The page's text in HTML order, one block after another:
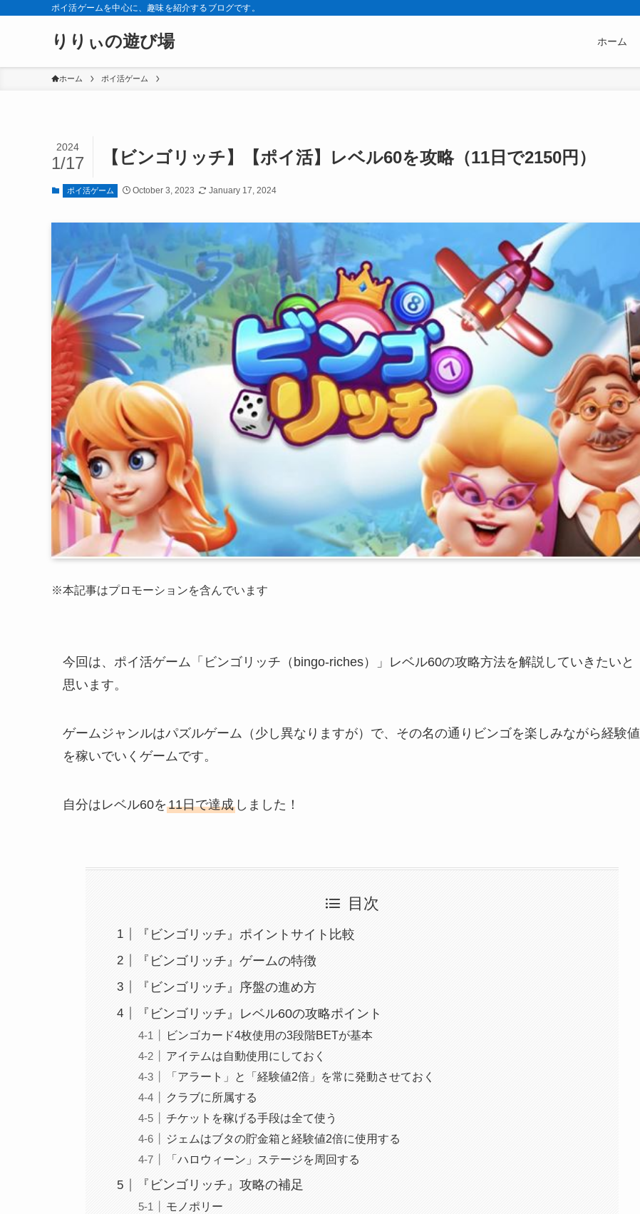
ポイ活ゲームを中心に、趣味を紹介するブログです。
りりぃの遊び場 ホーム
ホーム ポイ活ゲーム
【ビンゴリッチ】【ポイ活】レベル60を攻略（11日で2150円）
2024
1/17
ポイ活ゲーム October 3, 2023 January 17, 2024
※本記事はプロモーションを含んでいます
今回は、ポイ活ゲーム「ビンゴリッチ（bingo-riches）」レベル60の攻略方法を解説していきたいと
思います。
ゲームジャンルはパズルゲーム（少し異なりますが）で、その名の通りビンゴを楽しみながら経験値
を稼いでいくゲームです。
自分はレベル60を 11日で達成 しました！
目次
『ビンゴリッチ』ポイントサイト比較
『ビンゴリッチ』ゲームの特徴
『ビンゴリッチ』序盤の進め方
『ビンゴリッチ』レベル60の攻略ポイント
ビンゴカード4枚使用の3段階BETが基本
アイテムは自動使用にしておく
「アラート」と「経験値2倍」を常に発動させておく
クラブに所属する
チケットを稼げる手段は全て使う
ジェムはブタの貯金箱と経験値2倍に使用する
「ハロウィーン」ステージを周回する
『ビンゴリッチ』攻略の補足
モノポリー